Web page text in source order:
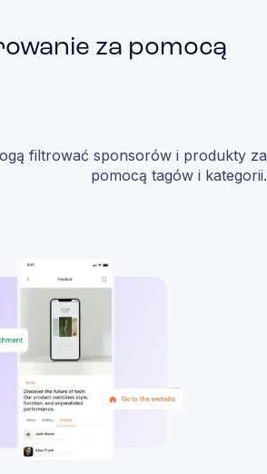
za pomocą
filtrować sponsorów i produkty za
pomocą tagów i kategorii.